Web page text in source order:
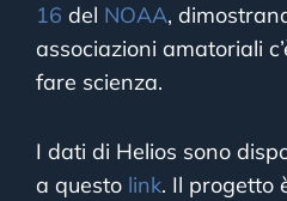
16 del NOAA,
associazioni amatoriali
fare scienza.
I dati di Helios sono
a questo link. Il progetto